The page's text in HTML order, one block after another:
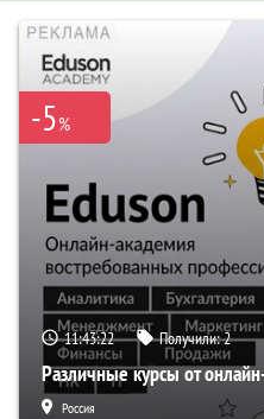
-5%
11:43:21 Получили:2
Различные курсы от
Россия